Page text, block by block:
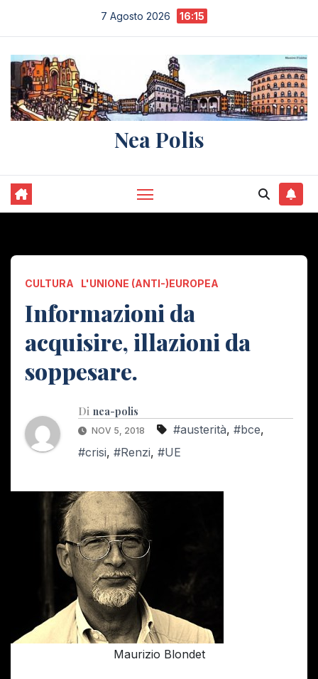
contenuto
7 Agosto 2026 16:15
Nea Polis
CULTURA L'UNIONE (ANTI-)EUROPEA
Informazioni da
acquisire, illazioni da
soppesare.
Di nea-polis
NOV 5, 2018 #austerità, #bce,
#crisi, #Renzi, #UE
Maurizio Blondet